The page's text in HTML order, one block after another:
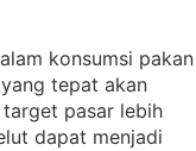
konsumsi pakan
tepat akan
pasar lebih
dapat menjadi